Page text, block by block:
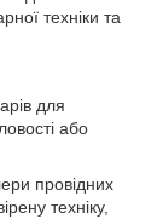
техніки та
для
або
провідних
техніку,